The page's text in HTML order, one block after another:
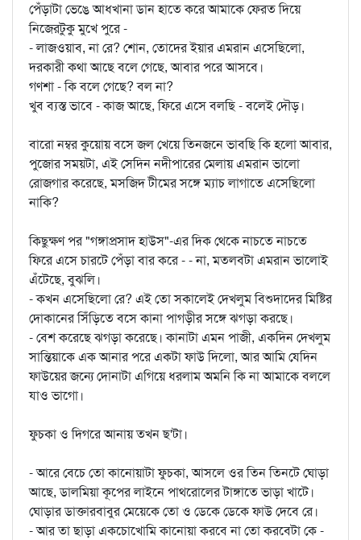
পেঁড়াটা ভেঙে আধখানা ডান হাতে করে আমাকে ফেরত দিয়ে
নিজেরটুকু মুখে পুরে -
- লাজওয়াব, না রে? শোন, তোদের ইয়ার এমরান এসেছিলো,
দরকারী কথা আছে বলে গেছে, আবার পরে আসবে।
গণশা - কি বলে গেছে? বল না?
খুব ব্যস্ত ভাবে - কাজ আছে, ফিরে এসে বলছি - বলেই দৌড়।
বারো নম্বর কুয়োয় বসে জল খেয়ে তিনজনে ভাবছি কি হলো আবার,
পুজোর সময়টা, এই সেদিন নদীপারের মেলায় এমরান ভালো
রোজগার করেছে, মসজিদ টীমের সঙ্গে ম্যাচ লাগাতে এসেছিলো
নাকি?
কিছুক্ষণ পর "গঙ্গাপ্রসাদ হাউস"-এর দিক থেকে নাচতে নাচতে
ফিরে এসে চারটে পেঁড়া বার করে - - না, মতলবটা এমরান ভালোই
এঁটেছে, বুঝলি।
- কখন এসেছিলো রে? এই তো সকালেই দেখলুম বিশুদাদের মিষ্টির
দোকানের সিঁড়িতে বসে কানা পাগড়ীর সঙ্গে ঝগড়া করছে।
- বেশ করেছে ঝগড়া করেছে। কানাটা এমন পাজী, একদিন দেখলুম
সান্তিয়াকে এক আনার পরে একটা ফাউ দিলো, আর আমি যেদিন
ফাউয়ের জন্যে দোনাটা এগিয়ে ধরলাম অমনি কি না আমাকে বললে
যাও ভাগো।
ফুচকা ও দিগরে আনায় তখন ছ'টা।
- আরে বেচে তো কানোয়াটা ফুচকা, আসলে ওর তিন তিনটে ঘোড়া
আছে, ডালমিয়া কূপের লাইনে পাথরোলের টাঙ্গাতে ভাড়া খাটে।
ঘোড়ার ডাক্তারবাবুর মেয়েকে তো ও ডেকে ডেকে ফাউ দেবে রে।
- আর তা ছাড়া একচোখোমি কানোয়া করবে না তো করবেটা কে -